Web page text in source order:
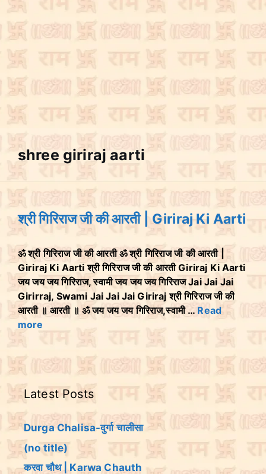
shree giriraj aarti
श्री गिरिराज जी की आरती | Giriraj Ki Aarti
ॐ श्री गिरिराज जी की आरती ॐ श्री गिरिराज जी की आरती |
Giriraj Ki Aarti श्री गिरिराज जी की आरती Giriraj Ki Aarti
जय जय जय गिरिराज, स्वामी जय जय जय गिरिराज Jai Jai Jai
Girirraj, Swami Jai Jai Jai Giriraj श्री गिरिराज जी की
आरती ॥ आरती ॥ ॐ जय जय जय गिरिराज,स्वामी … Read
more
Latest Posts
Durga Chalisa-दुर्गा चालीसा
(no title)
करवा चौथ | Karwa Chauth